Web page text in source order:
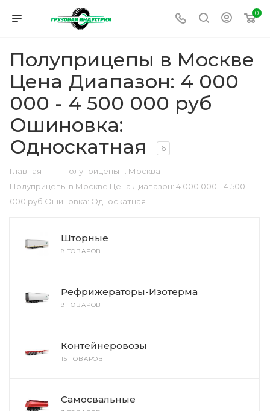
0
Полуприцепы в Москве
Цена Диапазон: 4 000
000 - 4 500 000 руб
Ошиновка:
Односкатная
6
Главная — Полуприцепы г. Москва —
Полуприцепы в Москве Цена Диапазон: 4 000 000 - 4 500
000 руб Ошиновка: Односкатная
Шторные
8 ТОВАРОВ
Рефрижераторы-Изотерма
9 ТОВАРОВ
Контейнеровозы
15 ТОВАРОВ
Самосвальные